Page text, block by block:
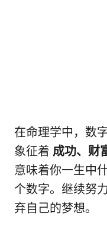
在命理学中，数
象征着 成功、财
意味着你一生中
个数字。继续努
弃自己的梦想。